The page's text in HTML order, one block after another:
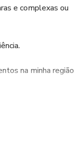
e complexas ou
na minha região